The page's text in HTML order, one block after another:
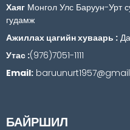
Хаяг Монгол Улс Баруун-Урт
гудамж
Ажиллах цагийн хуваарь :
Утас :(976)7051-1111
Email:
БАЙРШИЛ